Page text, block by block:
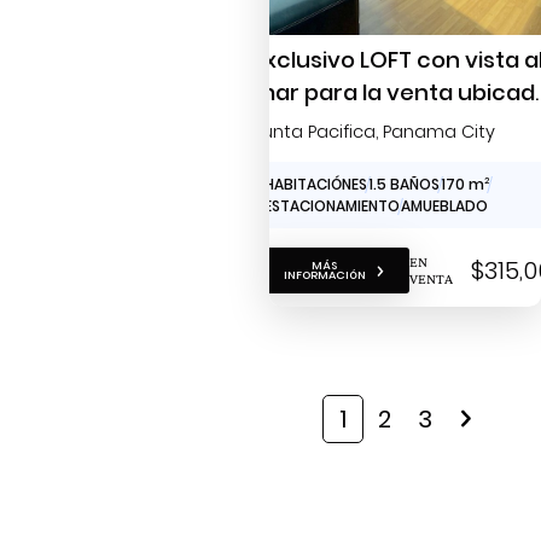
Exclusivo LOFT con vista
mar para la venta
en Punta Pacífica
Punta Pacifica, Panama City
1 HABITACIÓNES1.5 BAÑOS170 m2
1 ESTACIONAMIENTOAMUEBLADO
MÁS
INFORMACIÓN
EN
VENTA
1 2 3